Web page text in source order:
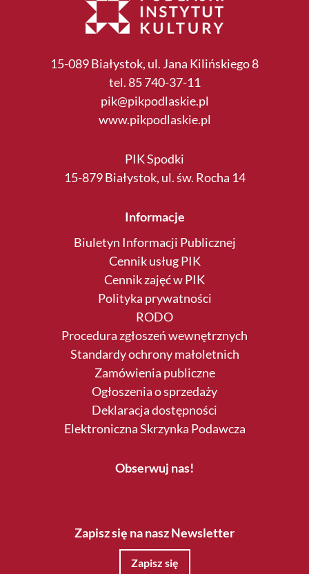
15-089 Białystok, ul. Jana Kilińskiego 8
tel. 85 740-37-11
pik@pikpodlaskie.pl
www.pikpodlaskie.pl
PIK Spodki
15-879 Białystok, ul. św. Rocha 14
Informacje
Biuletyn Informacji Publicznej
Cennik usług PIK
Cennik zajęć w PIK
Polityka prywatności
RODO
Procedura zgłoszeń wewnętrznych
Standardy ochrony małoletnich
Zamówienia publiczne
Ogłoszenia o sprzedaży
Deklaracja dostępności
Elektroniczna Skrzynka Podawcza
Obserwuj nas!
Zapisz się na nasz Newsletter
Zapisz się